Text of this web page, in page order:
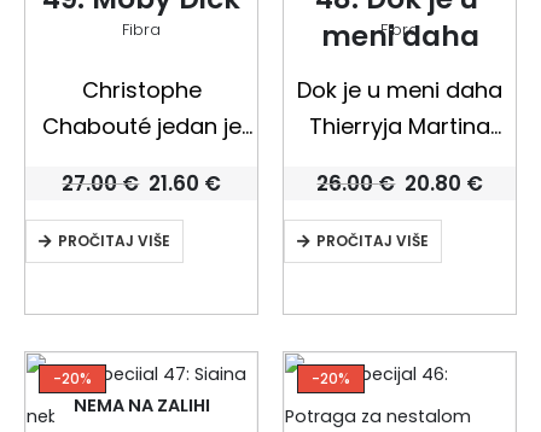
Fibra
Christophe
Chabouté jedan je
francuskih
novovalnih strip-
autora, a nakon vrlo
uspješna prva dva
ponosno predstavlja
treći, s još tri sjajna
27.00€ Izvorna
bila
je:
27.00 €.
21.60 €Trenutna
21.60 €.
PROČITAJ VIŠE
meni daha
Fibra
Dok je u meni daha
Thierryja Martina
zagriženu i tihu hajku
koju predvodi čovjek
nošen dahom
osvete, u
preokreta gdje
najstrašniji
26.00€ Izvorna
bila
je:
26.00 €.
20.80 €
PROČITAJ VIŠE
-20%
NEMA NA ZALIHI
-20%